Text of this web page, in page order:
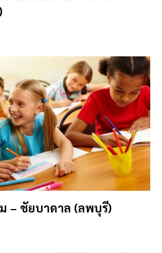
ม – ชัยบาดาล (ลพบุรี)